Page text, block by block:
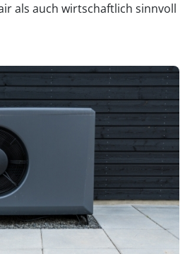
als auch wirtschaftlich sinnvoll